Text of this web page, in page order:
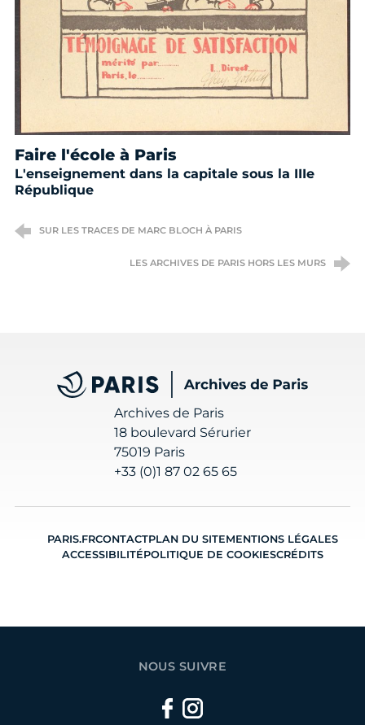
Faire l'école à Paris
L'enseignement dans la capitale sous la IIIe
République
SUR LES TRACES DE MARC BLOCH À PARIS
LES ARCHIVES DE PARIS HORS LES MURS
Archives de Paris
18 boulevard Sérurier
75019 Paris
+33 (0)1 87 02 65 65
PARIS.FRCONTACTPLAN DU SITEMENTIONS LÉGALES
ACCESSIBILITÉPOLITIQUE DE COOKIESCRÉDITS
NOUS SUIVRE
Facebook
Instagram